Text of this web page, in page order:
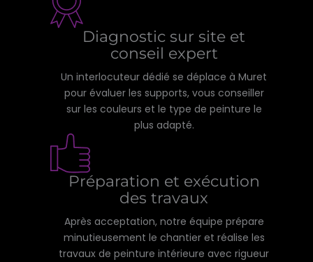
Diagnostic sur site et
conseil expert
Un interlocuteur dédié se déplace à Muret
pour évaluer les supports, vous conseiller
sur les couleurs et le type de peinture le
plus adapté.
Préparation et exécution
des travaux
Après acceptation, notre équipe prépare
minutieusement le chantier et réalise les
travaux de peinture intérieure avec rigueur